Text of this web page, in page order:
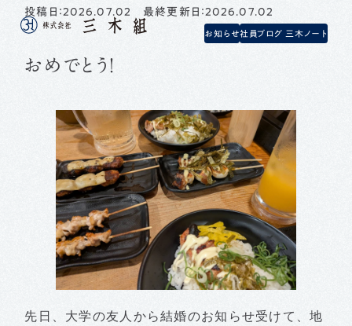
投稿日：2026.07.02 最終更新日：2026.07.02
お知らせ社員ブログ 三木ノート
おめでとう！
先日、大学の友人から結婚のお知らせ受けて、地